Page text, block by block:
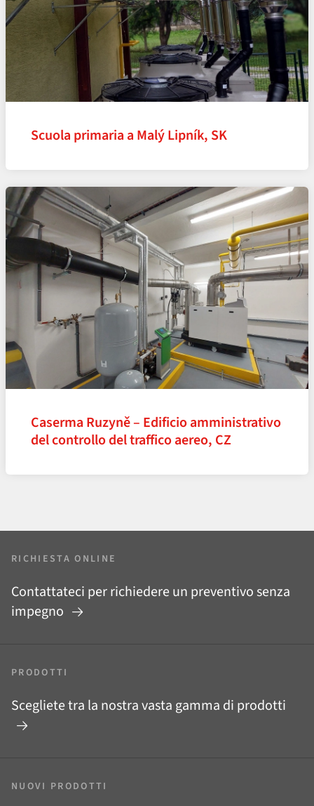
Scuola primaria a Malý Lipník, SK
Caserma Ruzyně – Edificio amministrativo
del controllo del traffico aereo, CZ
RICHIESTA ONLINE
Contattateci per richiedere un preventivo senza
impegno
PRODOTTI
Scegliete tra la nostra vasta gamma di prodotti
NUOVI PRODOTTI